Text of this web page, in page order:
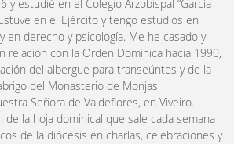
y estudié en el Colegio Arzobispal “García
en el Ejército y tengo estudios en
en derecho y psicología. Me he casado y
relación con la Orden Dominica hacia 1990,
del albergue para transeúntes y de la
del Monasterio de Monjas
Señora de Valdeflores, en Viveiro.
de la hoja dominical que sale cada semana
de la diócesis en charlas, celebraciones y